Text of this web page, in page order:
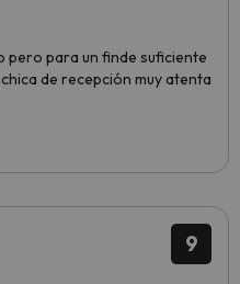
pero para un finde suficiente
de recepción muy atenta
9